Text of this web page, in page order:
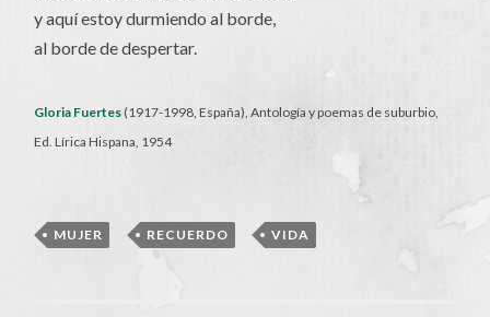
y aquí estoy durmiendo al borde,
al borde de despertar.
Gloria Fuertes (1917-1998, España), Antología y poemas de suburbio,
Ed. Lírica Hispana, 1954
MUJER , RECUERDO , VIDA